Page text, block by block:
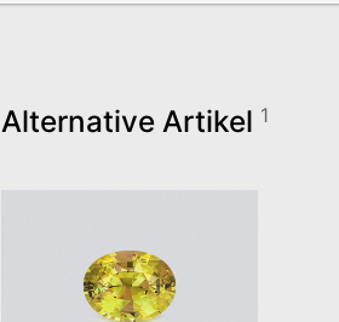
Alternative Artikel 1